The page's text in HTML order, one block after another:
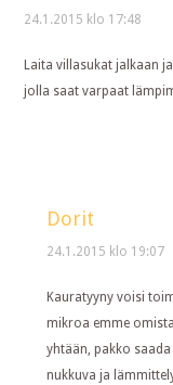
24.1.2015 klo 17:48
Laita villasukat jalkaan
jolla saat varpaat
Dorit
24.1.2015 klo 19:07
Kauratyyny voisi
mikroa emme
yhtään, pakko
nukkuva ja